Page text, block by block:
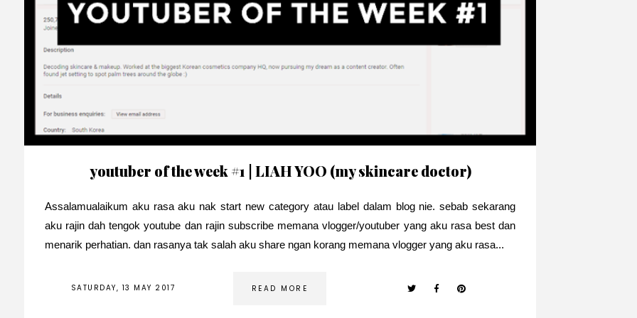
youtuber of the week #1 | LIAH YOO (my skincare doctor)
Assalamualaikum aku rasa aku nak start new category atau label dalam blog nie. sebab sekarang
aku rajin dah tengok youtube dan rajin subscribe memana vlogger/youtuber yang aku rasa best dan
menarik perhatian. dan rasanya tak salah aku share ngan korang memana vlogger yang aku rasa...
SATURDAY, 13 MAY 2017 READ MORE